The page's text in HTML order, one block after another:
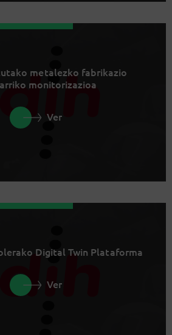
metalezko fabrikazio
monitorizazioa
Ver
Digital Twin Plataforma
Ver